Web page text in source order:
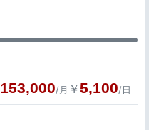
153,000/月 ￥5,100/日